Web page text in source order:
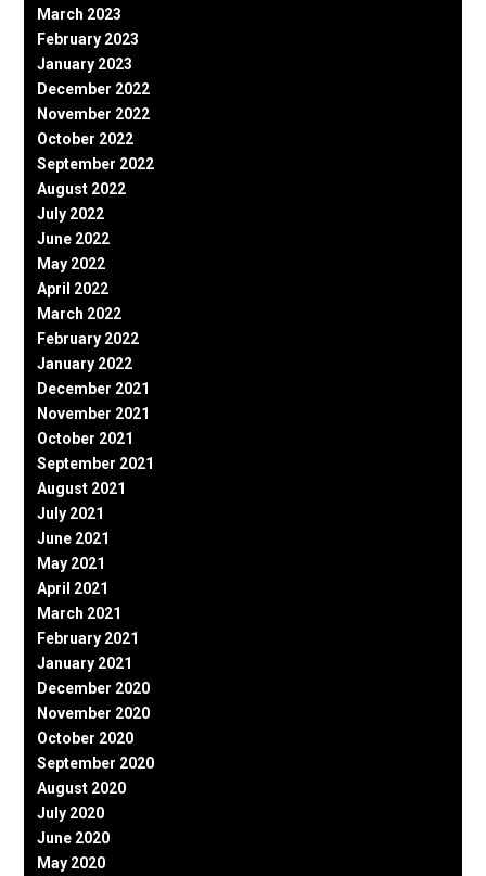
March 2023
February 2023
January 2023
December 2022
November 2022
October 2022
September 2022
August 2022
July 2022
June 2022
May 2022
April 2022
March 2022
February 2022
January 2022
December 2021
November 2021
October 2021
September 2021
August 2021
July 2021
June 2021
May 2021
April 2021
March 2021
February 2021
January 2021
December 2020
November 2020
October 2020
September 2020
August 2020
July 2020
June 2020
May 2020